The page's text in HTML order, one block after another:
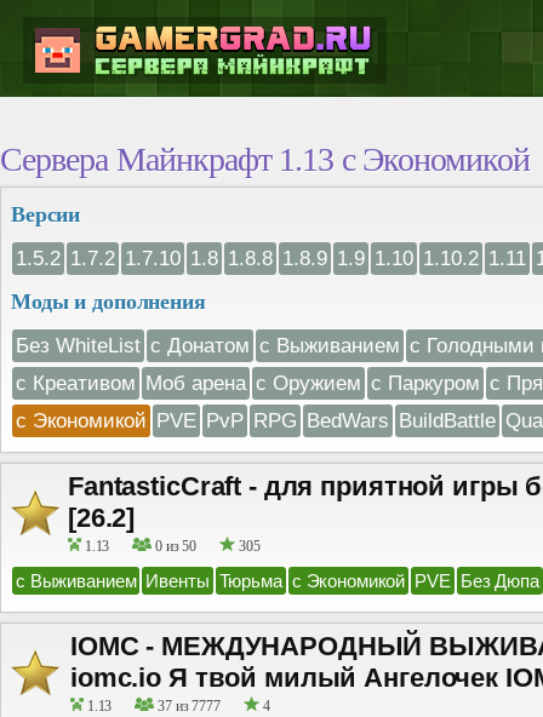
Сервера Майнкрафт 1.13 с Экономикой
Версии
1.5.2 1.7.2 1.7.10 1.8 1.8.8 1.8.9 1.9 1.10 1.10.2 1.11
Моды и дополнения
Без WhiteList с Донатом с Выживанием с Голодными
с Креативом Моб арена с Оружием с Паркуром с
с Экономикой PVE PvP RPG BedWars BuildBattle
FantasticCraft - для приятной игры
[26.2]
1.13 0 из 50 305
с Выживанием Ивенты Тюрьма с Экономикой PVE Без Дюпа
IOMC - МЕЖДУНАРОДНЫЙ
iomc.io Я твой милый Ангелочек
1.13 37 из 7777 4